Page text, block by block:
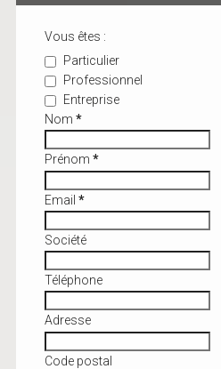
Vous êtes :
Particulier
Professionnel
Entreprise
Nom *
Prénom *
Email *
Société
Téléphone
Adresse
Code postal